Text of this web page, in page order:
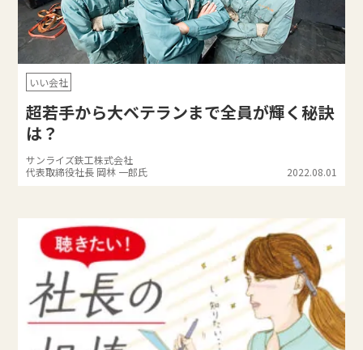
いい会社
超若手から大ベテランまで全員が輝く秘訣
は？
サンライズ鉄工株式会社
代表取締役社長 岡林 一郎氏
2022.08.01